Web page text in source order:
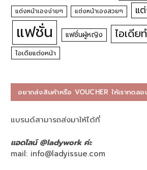
แต่งหน้าเองง่ายๆ แต่งหน้าเองสวยๆ แ
แฟชั่น แฟชั่นผู้หญิง ไอเดีย
ไอเดียแต่งหน้า
อยากส่งสินค้าหรือ VOUCHER ให้เราทดล
แบรนด์สามารถส่งมาให้ได้ที่
แอดไลน์ @ladywork ค่ะ
mail: info@ladyissue.com